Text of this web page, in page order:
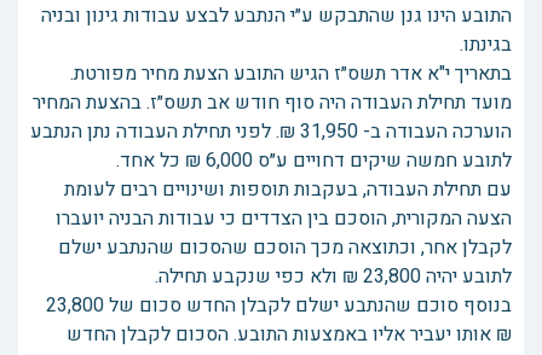
התובע הינו גנן שהתבקש ע״י הנתבע לבצע עבודות גינון ובניה
בגינתו.
בתאריך י"א אדר תשס״ז הגיש התובע הצעת מחיר מפורטת.
מועד תחילת העבודה היה סוף חודש אב תשס״ז. בהצעת המחיר
הוערכה העבודה ב- 31,950 ₪. לפני תחילת העבודה נתן הנתבע
לתובע חמשה שיקים דחויים ע״ס 6,000 ₪ כל אחד.
עם תחילת העבודה, בעקבות תוספות ושינויים רבים לעומת
הצעה המקורית, הוסכם בין הצדדים כי עבודות הבניה יועברו
לקבלן אחר, וכתוצאה מכך הוסכם שהסכום שהנתבע ישלם
לתובע יהיה 23,800 ₪ ולא כפי שנקבע תחילה.
בנוסף סוכם שהנתבע ישלם לקבלן החדש סכום של 23,800
₪ אותו יעביר אליו באמצעות התובע. הסכום לקבלן החדש